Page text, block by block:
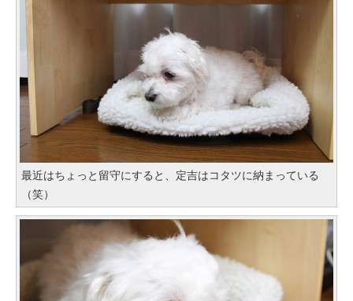
最近はちょっと留守にすると、定吉はコタツに納まっている
（笑）